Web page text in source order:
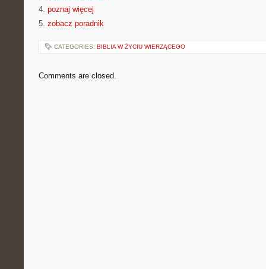
4. poznaj więcej
5. zobacz poradnik
CATEGORIES: BIBLIA W ŻYCIU WIERZĄCEGO
Comments are closed.